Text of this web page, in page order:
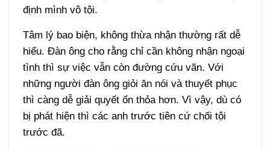
định mình vô tội.
Tâm lý bao biện, không thừa nhận thường rất dễ
hiểu. Đàn ông cho rằng chỉ cần không nhận ngoại
tình thì sự việc vẫn còn đường cứu vãn. Với
những người đàn ông giỏi ăn nói và thuyết phục
thì càng dễ giải quyết ổn thỏa hơn. Vì vậy, dù có
bị phát hiện thì các anh trước tiên cứ chối tội
trước đã.